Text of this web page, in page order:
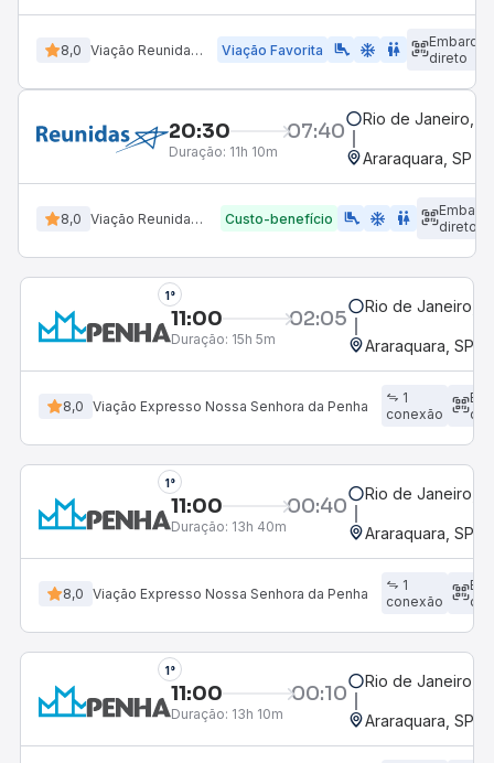
8,0 Viação Reunidas Paulista Viação Favorita airline_seat_legroom_extra ac_unit wc
Embarque
direto
20:30 07:40
Duração: 11h 10m
Rio de Janeiro,
Araraquara, SP -
8,0 Viação Reunidas Paulista Custo-benefício airline_seat_legroom_extra ac_unit WC
direto
1°
11:00 02:05
Duração: 15h 5m
Rio de Janeiro,
Araraquara, SP -
8,0 Viação Expresso Nossa Senhora da Penha
1
conexão
1°
11:00 00:40
Duração: 13h 40m
Rio de Janeiro,
Araraquara, SP -
8,0 Viação Expresso Nossa Senhora da Penha
1
conexão
1°
11:00 00:10
Duração: 13h 10m
Rio de Janeiro,
Araraquara, SP -